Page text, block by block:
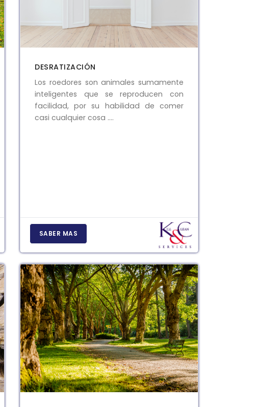
DESRATIZACIÓN
Los roedores son animales sumamente
inteligentes que se reproducen con
facilidad, por su habilidad de comer
casi cualquier cosa ....
SABER MAS